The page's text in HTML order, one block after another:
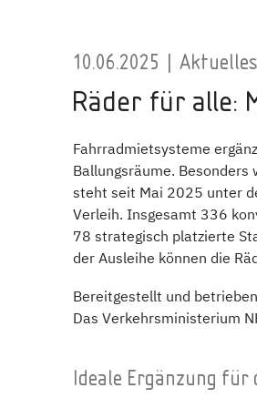
10.06.2025 | Aktuelles
Räder für alle:
Fahrradmietsysteme
Ballungsräume. Besonders
steht seit Mai 2025 unter
Verleih. Insgesamt 336
78 strategisch platzierte
der Ausleihe können die
Bereitgestellt und
Das Verkehrsministerium
Ideale Ergänzung für